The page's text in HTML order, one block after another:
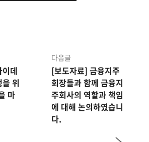
데
위
마
다음글
[보도자료] 금융지주
회장들과 함께 금융지
주회사의 역할과 책임
에 대해 논의하였습니
다.